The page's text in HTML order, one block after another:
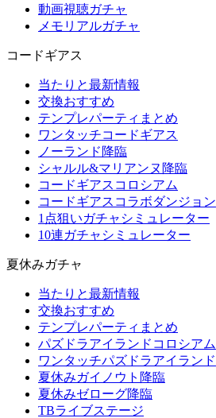
動画視聴ガチャ
メモリアルガチャ
コードギアス
当たりと最新情報
交換おすすめ
テンプレパーティまとめ
ワンタッチコードギアス
ノーランド降臨
シャルル&マリアンヌ降臨
コードギアスコロシアム
コードギアスコラボダンジョン
1点狙いガチャシミュレーター
10連ガチャシミュレーター
夏休みガチャ
当たりと最新情報
交換おすすめ
テンプレパーティまとめ
パズドラアイランドコロシアム
ワンタッチパズドラアイランド
夏休みガイノウト降臨
夏休みゼローグ降臨
TBライブステージ